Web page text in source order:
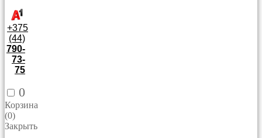
+375
(44)
790-
73-
75
0
Корзина
(0)
Закрыть